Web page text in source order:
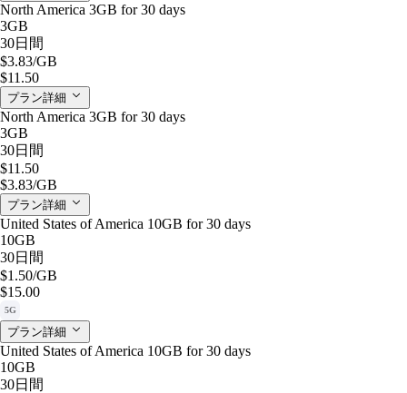
North America 3GB for 30 days
3GB
30日間
$3.83/GB
$11.50
プラン詳細
North America 3GB for 30 days
3GB
30日間
$11.50
$3.83/GB
プラン詳細
United States of America 10GB for 30 days
10GB
30日間
$1.50/GB
$15.00
5G
プラン詳細
United States of America 10GB for 30 days
10GB
30日間